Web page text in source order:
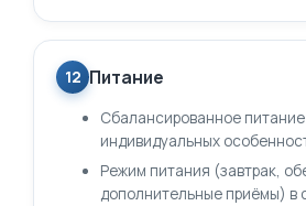
12 Питание
Сбалансированное
индивидуальных
Режим питания (завтрак,
дополнительные приёмы) в